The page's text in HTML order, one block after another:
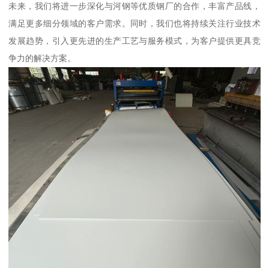
未来，我们将进一步深化与河钢等优质钢厂的合作，丰富产品线，
满足更多细分领域的客户需求。同时，我们也将持续关注行业技术
发展趋势，引入更先进的生产工艺与服务模式，为客户提供更具竞
争力的解决方案。